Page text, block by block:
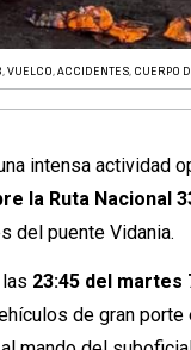
,VUELCO,ACCIDENTES, CUERPO
intensa actividad
la Ruta Nacional
del puente Vidania.
23:45 del martes
de gran porte